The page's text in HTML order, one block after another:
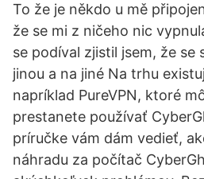
To že je někdo u mě
že se mi z ničeho nic
se podíval zjistil jsem, že se
jinou a na jiné Na trhu
napríklad PureVPN, ktoré
prestanete používať
príručke vám dám vedieť,
náhradu za počítač